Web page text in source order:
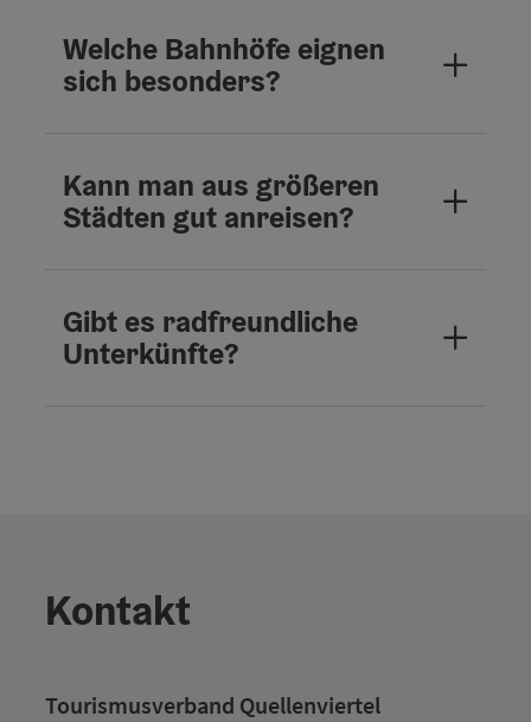
Welche Bahnhöfe eignen
sich besonders?
Kann man aus größeren
Städten gut anreisen?
Gibt es radfreundliche
Unterkünfte?
Kontakt
Tourismusverband Quellenviertel